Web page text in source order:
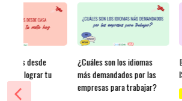
¿Cuáles son los idiomas
más demandados por las
empresas para trabajar?
inglés desde
para lograr tu